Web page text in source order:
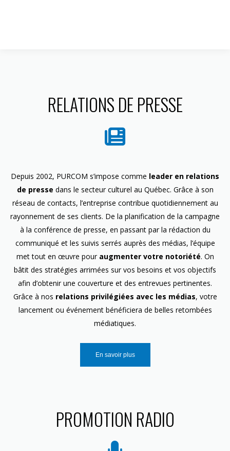
RELATIONS DE PRESSE
Depuis 2002, PURCOM s’impose comme leader en relations
de presse dans le secteur culturel au Québec. Grâce à son
réseau de contacts, l’entreprise contribue quotidiennement au
rayonnement de ses clients. De la planification de la campagne
à la conférence de presse, en passant par la rédaction du
communiqué et les suivis serrés auprès des médias, l’équipe
met tout en œuvre pour augmenter votre notoriété. On
bâtit des stratégies arrimées sur vos besoins et vos objectifs
afin d’obtenir une couverture et des entrevues pertinentes.
Grâce à nos relations privilégiées avec les médias, votre
lancement ou événement bénéficiera de belles retombées
médiatiques.
En savoir plus
PROMOTION RADIO